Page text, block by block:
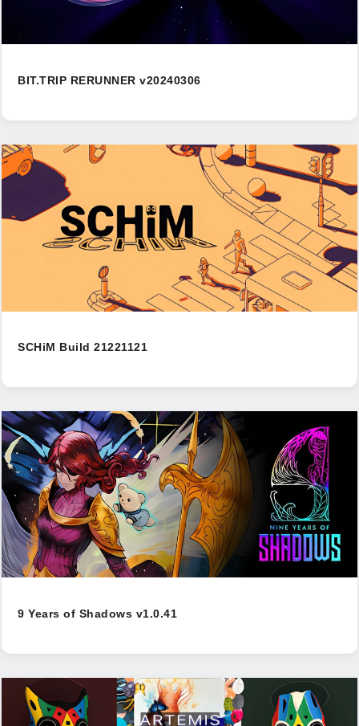
BIT.TRIP RERUNNER v20240306
SCHiM Build 21221121
9 Years of Shadows v1.0.41